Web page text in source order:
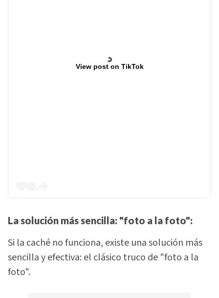
View post on TikTok
La solución más sencilla: "foto a la foto":
Si la caché no funciona, existe una solución más
sencilla y efectiva: el clásico truco de "foto a la
foto".